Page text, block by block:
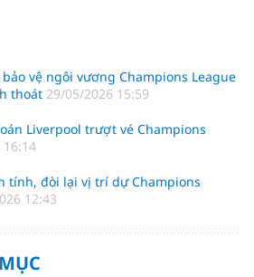
bảo vệ ngôi vương Champions League
thoát 29/05/2026 15:59
Liverpool trượt vé Champions
tính, đòi lại vị trí dự Champions
12:43